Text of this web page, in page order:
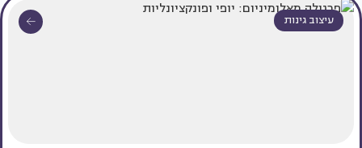
עיצוב גינות